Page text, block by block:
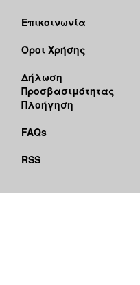
Επικοινωνία
Όροι Χρήσης
Δήλωση
Προσβασιμότητας
Πλοήγηση
FAQs
RSS